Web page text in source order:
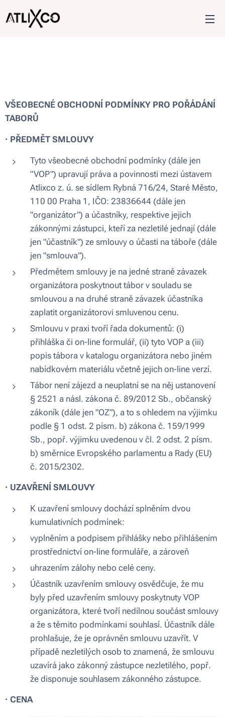
VŠEOBECNÉ OBCHODNÍ PODMÍNKY PRO POŘÁDÁNÍ
TABORŮ
· PŘEDMĚT SMLOUVY
Tyto všeobecné obchodní podmínky (dále jen
"VOP") upravují práva a povinnosti mezi ústavem
Atlixco z. ú. se sídlem Rybná 716/24, Staré Město,
110 00 Praha 1, IČO: 23836644 (dále jen
"organizátor") a účastníky, respektive jejich
zákonnými zástupci, kteří za nezletilé jednají (dále
jen "účastník") ze smlouvy o účasti na táboře (dále
jen "smlouva").
Předmětem smlouvy je na jedné straně závazek
organizátora poskytnout tábor v souladu se
smlouvou a na druhé straně závazek účastníka
zaplatit organizátorovi smluvenou cenu.
Smlouvu v praxi tvoří řada dokumentů: (i)
přihláška či on-line formulář, (ii) tyto VOP a (iii)
popis tábora v katalogu organizátora nebo jiném
nabídkovém materiálu včetně jejich on-line verzí.
Tábor není zájezd a neuplatní se na něj ustanovení
§ 2521 a násl. zákona č. 89/2012 Sb., občanský
zákoník (dále jen "OZ"), a to s ohledem na výjimku
podle § 1 odst. 2 písm. b) zákona č. 159/1999
Sb., popř. výjimku uvedenou v čl. 2 odst. 2 písm.
b) směrnice Evropského parlamentu a Rady (EU)
č. 2015/2302.
· UZAVŘENÍ SMLOUVY
K uzavření smlouvy dochází splněním dvou
kumulativních podmínek:
vyplněním a podpisem přihlášky nebo přihlášením
prostřednictví on-line formuláře, a zároveň
uhrazením zálohy nebo celé ceny.
Účastník uzavřením smlouvy osvědčuje, že mu
byly před uzavřením smlouvy poskytnuty VOP
organizátora, které tvoří nedílnou součást smlouvy
a že s těmito podmínkami souhlasí. Účastník dále
prohlašuje, že je oprávněn smlouvu uzavřít. V
případě nezletilých osob to znamená, že smlouvu
uzavírá jako zákonný zástupce nezletilého, popř.
že disponuje souhlasem zákonného zástupce.
· CENA